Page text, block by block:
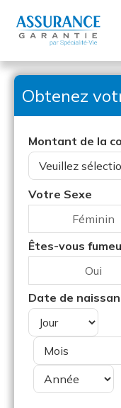
Obtenez
Date de
Montant de la
Votre Sexe
Féminin
Êtes-vous
Oui